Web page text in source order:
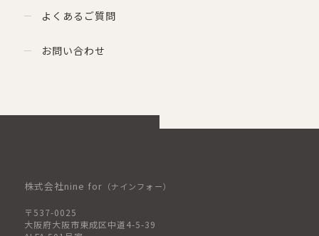
よくあるご質問
お問い合わせ
株式会社nine for （ナインフォー）
〒537-0025
大阪府大阪市東成区中道4-5-39